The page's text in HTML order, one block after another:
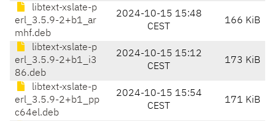
libtext-xslate-p
erl_3.5.9-2+b1_ar
mhf.deb
2024-10-15 15:48
CEST
166 KiB
libtext-xslate-p
erl_3.5.9-2+b1_i3
86.deb
2024-10-15 15:12
CEST
173 KiB
libtext-xslate-p
erl_3.5.9-2+b1_pp
c64el.deb
2024-10-15 15:54
CEST
171 KiB